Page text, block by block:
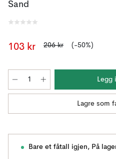
Sand
103 kr 206 kr (-50%)
Legg
Lagre som
Bare et fåtall igjen, På